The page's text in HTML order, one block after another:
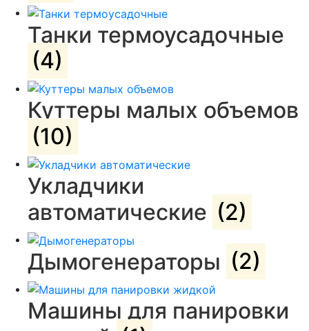
Танки термоусадочные
(4)
Куттеры малых объемов
(10)
Укладчики
автоматические (2)
Дымогенераторы (2)
Машины для панировки